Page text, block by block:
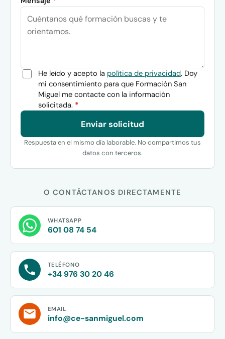
He leído y acepto la política de privacidad. Doy
mi consentimiento para que Formación San
Miguel me contacte con la información
solicitada. *
Enviar solicitud
Respuesta en el mismo día laborable. No compartimos tus
datos con terceros.
O CONTÁCTANOS DIRECTAMENTE
WHATSAPP
601 08 74 54
TELÉFONO
+34 976 30 20 46
EMAIL
info@ce-sanmiguel.com